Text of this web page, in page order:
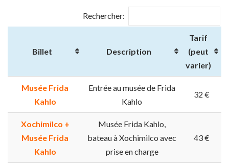
Rechercher:
Billet Description
Tarif
(peut
varier)
Musée Frida
Kahlo
Entrée au musée de Frida
Kahlo
32 €
Xochimilco +
Musée Frida
Kahlo
Musée Frida Kahlo,
bateau à Xochimilco avec
prise en charge
43 €